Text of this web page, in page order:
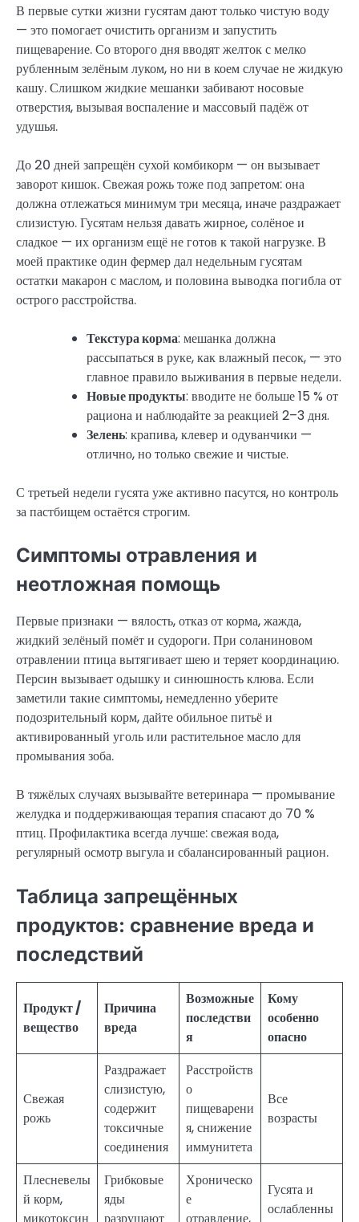
В первые сутки жизни гусятам дают только чистую воду
— это помогает очистить организм и запустить
пищеварение. Со второго дня вводят желток с мелко
рубленным зелёным луком, но ни в коем случае не жидкую
кашу. Слишком жидкие мешанки забивают носовые
отверстия, вызывая воспаление и массовый падёж от
удушья.
До 20 дней запрещён сухой комбикорм — он вызывает
заворот кишок. Свежая рожь тоже под запретом: она
должна отлежаться минимум три месяца, иначе раздражает
слизистую. Гусятам нельзя давать жирное, солёное и
сладкое — их организм ещё не готов к такой нагрузке. В
моей практике один фермер дал недельным гусятам
остатки макарон с маслом, и половина выводка погибла от
острого расстройства.
Текстура корма: мешанка должна
рассыпаться в руке, как влажный песок, — это
главное правило выживания в первые недели.
Новые продукты: вводите не больше 15 % от
рациона и наблюдайте за реакцией 2–3 дня.
Зелень: крапива, клевер и одуванчики —
отлично, но только свежие и чистые.
С третьей недели гусята уже активно пасутся, но контроль
за пастбищем остаётся строгим.
Симптомы отравления и
неотложная помощь
Первые признаки — вялость, отказ от корма, жажда,
жидкий зелёный помёт и судороги. При соланиновом
отравлении птица вытягивает шею и теряет координацию.
Персин вызывает одышку и синюшность клюва. Если
заметили такие симптомы, немедленно уберите
подозрительный корм, дайте обильное питьё и
активированный уголь или растительное масло для
промывания зоба.
В тяжёлых случаях вызывайте ветеринара — промывание
желудка и поддерживающая терапия спасают до 70 %
птиц. Профилактика всегда лучше: свежая вода,
регулярный осмотр выгула и сбалансированный рацион.
Таблица запрещённых
продуктов: сравнение вреда и
последствий
Продукт /
вещество
Причина
вреда
Возможные
последстви
я
Кому
особенно
опасно
Свежая
рожь
Раздражает
слизистую,
содержит
токсичные
соединения
Расстройств
о
пищеварени
я, снижение
иммунитета
Все
возрасты
Плесневелы
й корм,
микотоксин
Грибковые
яды
разрушают
Хроническо
е
отравление,
Гусята и
ослабленны